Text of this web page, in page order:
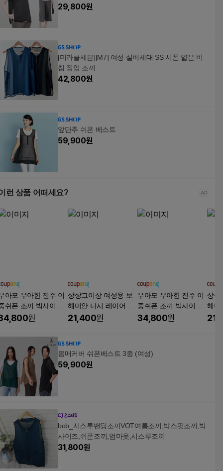
29,800원
[미라클세븐][M7] 여성 실버세대 SS 시폰 얇은 비
침 집업 조끼
42,800원
앞단추 쉬폰 베스트
59,900원
런 상품 어떠세요?
아모 우아한 진주 이
쉬폰 조끼 빅사이즈
년여성 엄마옷 국산
원
상상그이상 여성용 보
헤미안 나시 레이어드
니트 썸머 베스트
21,400원
우아모 우아한 진주 이
중쉬폰 조끼 빅사이즈
중년여성 엄마옷 국산
34,800원
상상
헤미
니트
몸매커버 쉬폰베스트 3종 (여성)
59,900원
bob_시스루밴딩조끼VOT여름조끼,박스핏조끼,빅
사이즈,쉬폰조끼,엄마옷,시스루조끼
31,800원